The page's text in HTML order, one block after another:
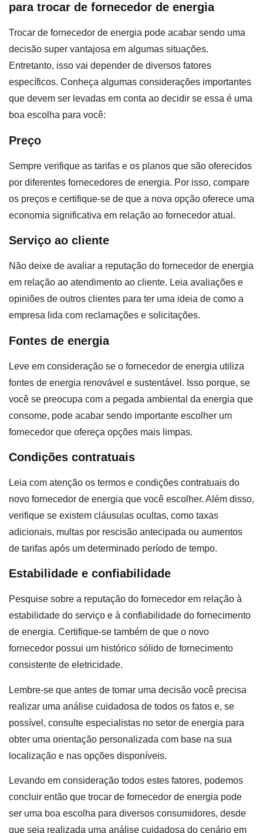
para trocar de fornecedor de energia
Trocar de fornecedor de energia pode acabar sendo uma
decisão super vantajosa em algumas situações.
Entretanto, isso vai depender de diversos fatores
específicos. Conheça algumas considerações importantes
que devem ser levadas em conta ao decidir se essa é uma
boa escolha para você:
Preço
Sempre verifique as tarifas e os planos que são oferecidos
por diferentes fornecedores de energia. Por isso, compare
os preços e certifique-se de que a nova opção oferece uma
economia significativa em relação ao fornecedor atual.
Serviço ao cliente
Não deixe de avaliar a reputação do fornecedor de energia
em relação ao atendimento ao cliente. Leia avaliações e
opiniões de outros clientes para ter uma ideia de como a
empresa lida com reclamações e solicitações.
Fontes de energia
Leve em consideração se o fornecedor de energia utiliza
fontes de energia renovável e sustentável. Isso porque, se
você se preocupa com a pegada ambiental da energia que
consome, pode acabar sendo importante escolher um
fornecedor que ofereça opções mais limpas.
Condições contratuais
Leia com atenção os termos e condições contratuais do
novo fornecedor de energia que você escolher. Além disso,
verifique se existem cláusulas ocultas, como taxas
adicionais, multas por rescisão antecipada ou aumentos
de tarifas após um determinado período de tempo.
Estabilidade e confiabilidade
Pesquise sobre a reputação do fornecedor em relação à
estabilidade do serviço e à confiabilidade do fornecimento
de energia. Certifique-se também de que o novo
fornecedor possui um histórico sólido de fornecimento
consistente de eletricidade.
Lembre-se que antes de tomar uma decisão você precisa
realizar uma análise cuidadosa de todos os fatos e, se
possível, consulte especialistas no setor de energia para
obter uma orientação personalizada com base na sua
localização e nas opções disponíveis.
Levando em consideração todos estes fatores, podemos
concluir então que trocar de fornecedor de energia pode
ser uma boa escolha para diversos consumidores, desde
que seja realizada uma análise cuidadosa do cenário em